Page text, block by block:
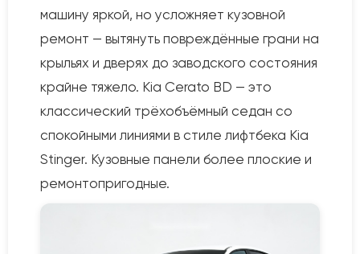
машину яркой, но усложняет кузовной
ремонт — вытянуть повреждённые грани на
крыльях и дверях до заводского состояния
крайне тяжело. Kia Cerato BD — это
классический трёхобъёмный седан со
спокойными линиями в стиле лифтбека Kia
Stinger. Кузовные панели более плоские и
ремонтопригодные.